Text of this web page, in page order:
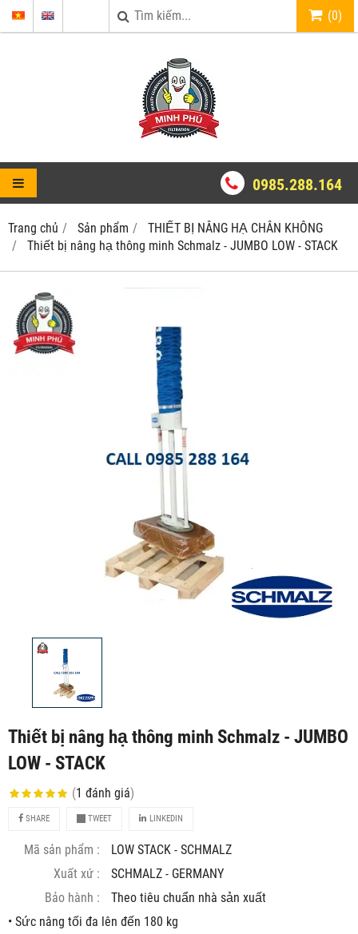
(0)
0985.288.164
Trang chủ Sản phẩm
THIẾT BỊ NÂNG HẠ CHÂN KHÔNG
Thiết bị nâng hạ thông minh Schmalz - JUMBO LOW - STACK
Thiết bị nâng hạ thông minh Schmalz - JUMBO
LOW - STACK
(1 đánh giá)
SHARE TWEET LINKEDIN
Mã sản phẩm :
LOW STACK - SCHMALZ
Xuất xứ :
SCHMALZ - GERMANY
Bảo hành :
Theo tiêu chuẩn nhà sản xuất
• Sức nâng tối đa lên đến 180 kg